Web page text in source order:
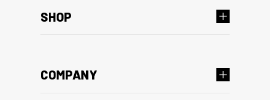
SHOP
COMPANY